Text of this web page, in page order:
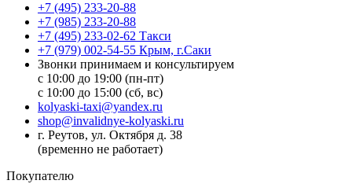
+7 (495) 233-20-88
+7 (985) 233-20-88
+7 (495) 233-02-62 Такси
+7 (979) 002-54-55 Крым, г.Саки
Звонки принимаем и консультируем
с 10:00 до 19:00 (пн-пт)
с 10:00 до 15:00 (сб, вс)
kolyaski-taxi@yandex.ru
shop@invalidnye-kolyaski.ru
г. Реутов, ул. Октября д. 38
(временно не работает)
Покупателю